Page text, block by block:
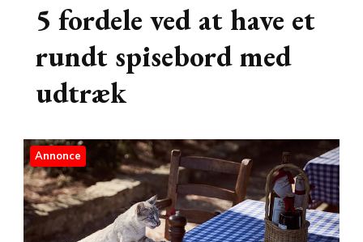
5 fordele ved at have et
rundt spisebord med
udtræk
Annonce